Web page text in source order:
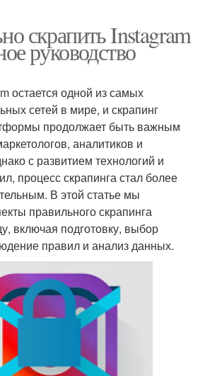
скрапить Instagram
руководство
остается одной из самых
сетей в мире, и скрапинг
продолжает быть важным
аналитиков и
с развитием технологий и
процесс скрапинга стал более
В этой статье мы
правильного скрапинга
включая подготовку, выбор
правил и анализ данных.